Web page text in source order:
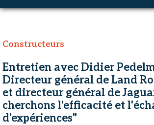
Constructeurs
Entretien avec Didier
Directeur général de Land
et directeur général de
cherchons l'efficacité et
d'expériences"